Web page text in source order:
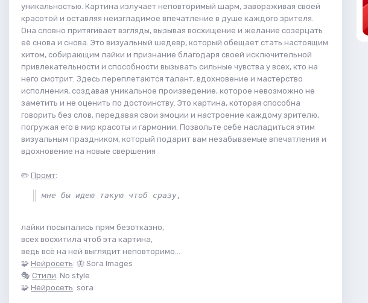
уникальностью. Картина излучает неповторимый шарм, завораживая своей
красотой и оставляя неизгладимое впечатление в душе каждого зрителя.
Она словно притягивает взгляды, вызывая восхищение и желание созерцать
её снова и снова. Это визуальный шедевр, который обещает стать настоящим
хитом, собирающим лайки и признание благодаря своей исключительной
привлекательности и способности вызывать сильные чувства у всех, кто на
него смотрит. Здесь переплетаются талант, вдохновение и мастерство
исполнения, создавая уникальное произведение, которое невозможно не
заметить и не оценить по достоинству. Это картина, которая способна
говорить без слов, передавая свои эмоции и настроение каждому зрителю,
погружая его в мир красоты и гармонии. Позвольте себе насладиться этим
визуальным праздником, который подарит вам незабываемые впечатления и
вдохновение на новые свершения
✏️ Промт:
мне бы идею такую чтоб сразу,
лайки посыпались прям безотказно,
всех восхитила чтоб эта картина,
ведь всё на ней выглядит неповторимо...
🧩 Нейросеть: 🦋 Sora Images
🎭 Стили: No style
🧩 Нейросеть: sora